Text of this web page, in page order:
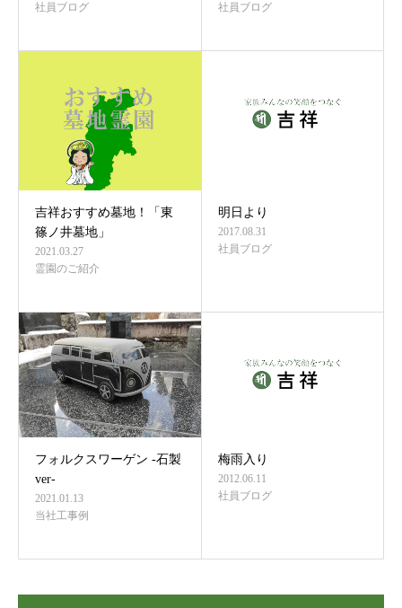
社員ブログ
社員ブログ
吉祥おすすめ墓地！「東
篠ノ井墓地」
2021.03.27
霊園のご紹介
明日より
2017.08.31
社員ブログ
フォルクスワーゲン -石製
ver-
2021.01.13
当社工事例
梅雨入り
2012.06.11
社員ブログ